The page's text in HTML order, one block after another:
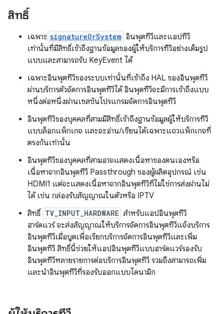
สิทธิ์
เฉพาะ signatureOrSystem อินพุตทีวีและแอปทีวี
เท่านั้นที่มีสิทธิ์เข้าถึงฐานข้อมูลของผู้ให้บริการทีวีอย่างเต็มรูป
แบบและสามารถรับ KeyEvent ได้
เฉพาะอินพุตทีวีของระบบเท่านั้นที่เข้าถึง HAL ของอินพุตทีวี
ผ่านบริการตัวจัดการอินพุตทีวีได้ อินพุตทีวีจะมีการเข้าถึงแบบ
หนึ่งต่อหนึ่งผ่านเซสชันโปรแกรมจัดการอินพุตทีวี
อินพุตทีวีของบุคคลที่สามมีสิทธิ์เข้าถึงฐานข้อมูลผู้ให้บริการทีวี
แบบล็อกแพ็กเกจ และจะอ่าน/เขียนได้เฉพาะแถวแพ็กเกจที่
ตรงกันเท่านั้น
อินพุตทีวีของบุคคลที่สามอาจแสดงเนื้อหาของตนเองหรือ
เนื้อหาจากอินพุตทีวี Passthrough ของผู้ผลิตอุปกรณ์ เช่น
HDMI1 แต่จะแสดงเนื้อหาจากอินพุตทีวีที่ไม่ใช่การส่งผ่านไม่
ได้ เช่น กล่องรับสัญญาณในตัวหรือ IPTV
สิทธิ์ TV_INPUT_HARDWARE สําหรับแอปอินพุตทีวี
ฮาร์ดแวร์ จะส่งสัญญาณให้บริการจัดการอินพุตทีวีแจ้งบริการ
อินพุตทีวีเมื่อบูตเพื่อเรียกบริการจัดการอินพุตทีวีและเพิ่ม
อินพุตทีวี สิทธิ์นี้ช่วยให้แอปอินพุตทีวีแบบฮาร์ดแวร์รองรับ
อินพุตทีวีหลายรายการต่อบริการอินพุตทีวี รวมถึงสามารถเพิ่ม
และนำอินพุตทีวีที่รองรับออกแบบไดนามิก